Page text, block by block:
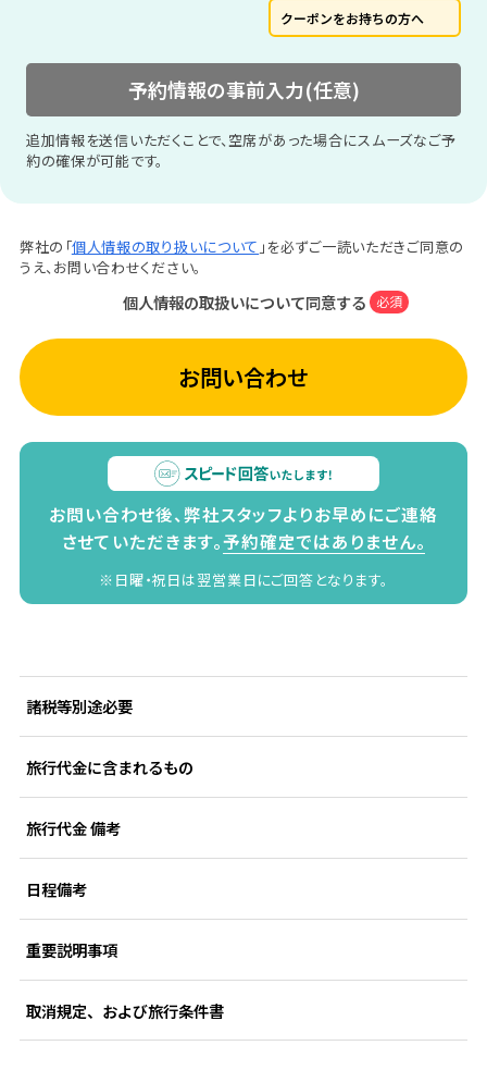
クーポンをお持ちの方へ
予約情報の事前入力(任意)
追加情報を送信いただくことで、空席があった場合にスムーズなご予
約の確保が可能です。
弊社の「個人情報の取り扱いについて 」を必ずご一読いただきご同意の
うえ、お問い合わせください。
個人情報の取扱いについて同意する 必須
お問い合わせ
お問い合わせ後、弊社スタッフよりお早めにご連絡
させていただきます。予約確定ではありません。
※日曜・祝日は翌営業日にご回答となります。
諸税等別途必要
旅行代金に含まれるもの
旅行代金 備考
日程備考
重要説明事項
取消規定、および旅行条件書